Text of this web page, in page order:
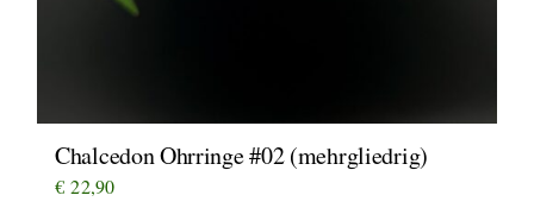
Chalcedon Ohrringe #02 (mehrgliedrig)
€ 22,90